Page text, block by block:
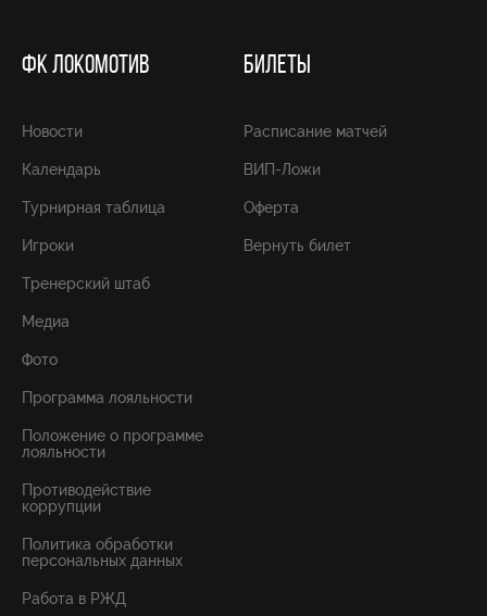
ФК ЛОКОМОТИВ
Новости
Календарь
Турнирная таблица
Игроки
Тренерский штаб
Медиа
Фото
Программа лояльности
Положение о программе
лояльности
Противодействие
коррупции
Политика обработки
персональных данных
Работа в РЖД
БИЛЕТЫ
Расписание матчей
ВИП-Ложи
Оферта
Вернуть билет